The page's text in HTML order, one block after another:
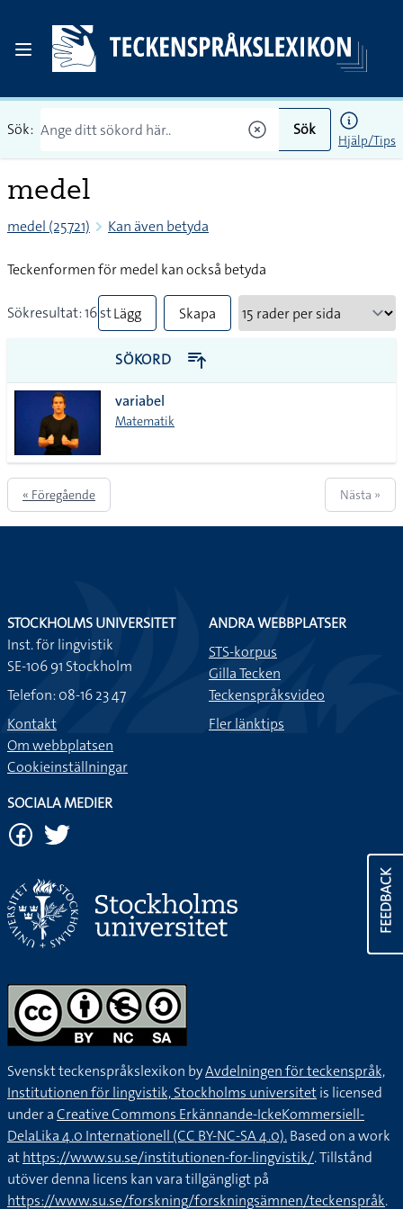
Sök: Sök
Hjälp/Tips
medel
medel (25721) Kan även betyda
Teckenformen för medel kan också betyda
Sökresultat: 16 stLägg
till
alla i
lista
Skapa
PDF
SÖKORD
variabel
Matematik
« Föregående Nästa »
FEEDBACK
STOCKHOLMS UNIVERSITET
Inst. för lingvistik
SE-106 91 Stockholm
Telefon: 08-16 23 47
Kontakt
Om webbplatsen
Cookieinställningar
ANDRA WEBBPLATSER
STS-korpus
Gilla Tecken
Teckenspråksvideo
Fler länktips
SOCIALA MEDIER
Svenskt teckenspråkslexikon byAvdelningen för teckenspråk,
Institutionen för lingvistik, Stockholms universitetis licensed
under aCreative Commons Erkännande-IckeKommersiell-
DelaLika 4.0 Internationell (CC BY-NC-SA 4.0).Based on a work
athttps://www.su.se/institutionen-for-lingvistik/. Tillstånd
utöver denna licens kan vara tillgängligt på
https://www.su.se/forskning/forskningsämnen/teckenspråk.